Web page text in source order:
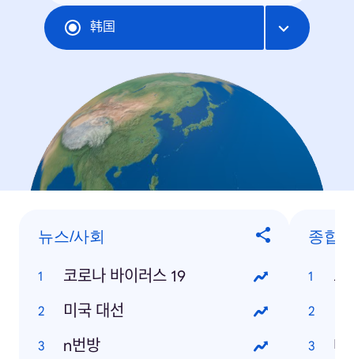
韩国
뉴스/사회
코로나 바이러스 19
미국 대선
n번방
종합
코
테